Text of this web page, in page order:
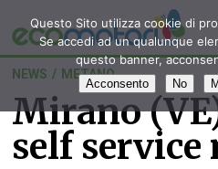
NEWS / METANO
Mirano
self service
Questo Sito utilizza cookie di
Se accedi ad un qualunque
questo banner,
Acconsento No